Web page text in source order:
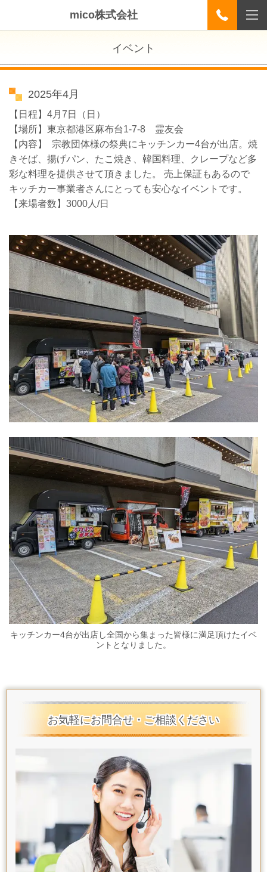
mico株式会社
イベント
2025年4月
【日程】 4月7日（日）
【場所】東京都港区麻布台1-7-8 霊友会
【内容】 宗教団体様の祭典にキッチンカー4台が出店。焼
きそば、揚げパン、たこ焼き、韓国料理、クレープなど多
彩な料理を提供させて頂きました。 売上保証もあるので
キッチカー事業者さんにとっても安心なイベントです。
【来場者数】3000人/日
キッチンカー4台が出店し全国から集まった皆様に満足頂けたイベ
ントとなりました。
お気軽にお問合せ・ご相談ください